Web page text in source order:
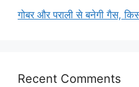
गोबर और पराली से बनेगी गैस,
Recent Comments